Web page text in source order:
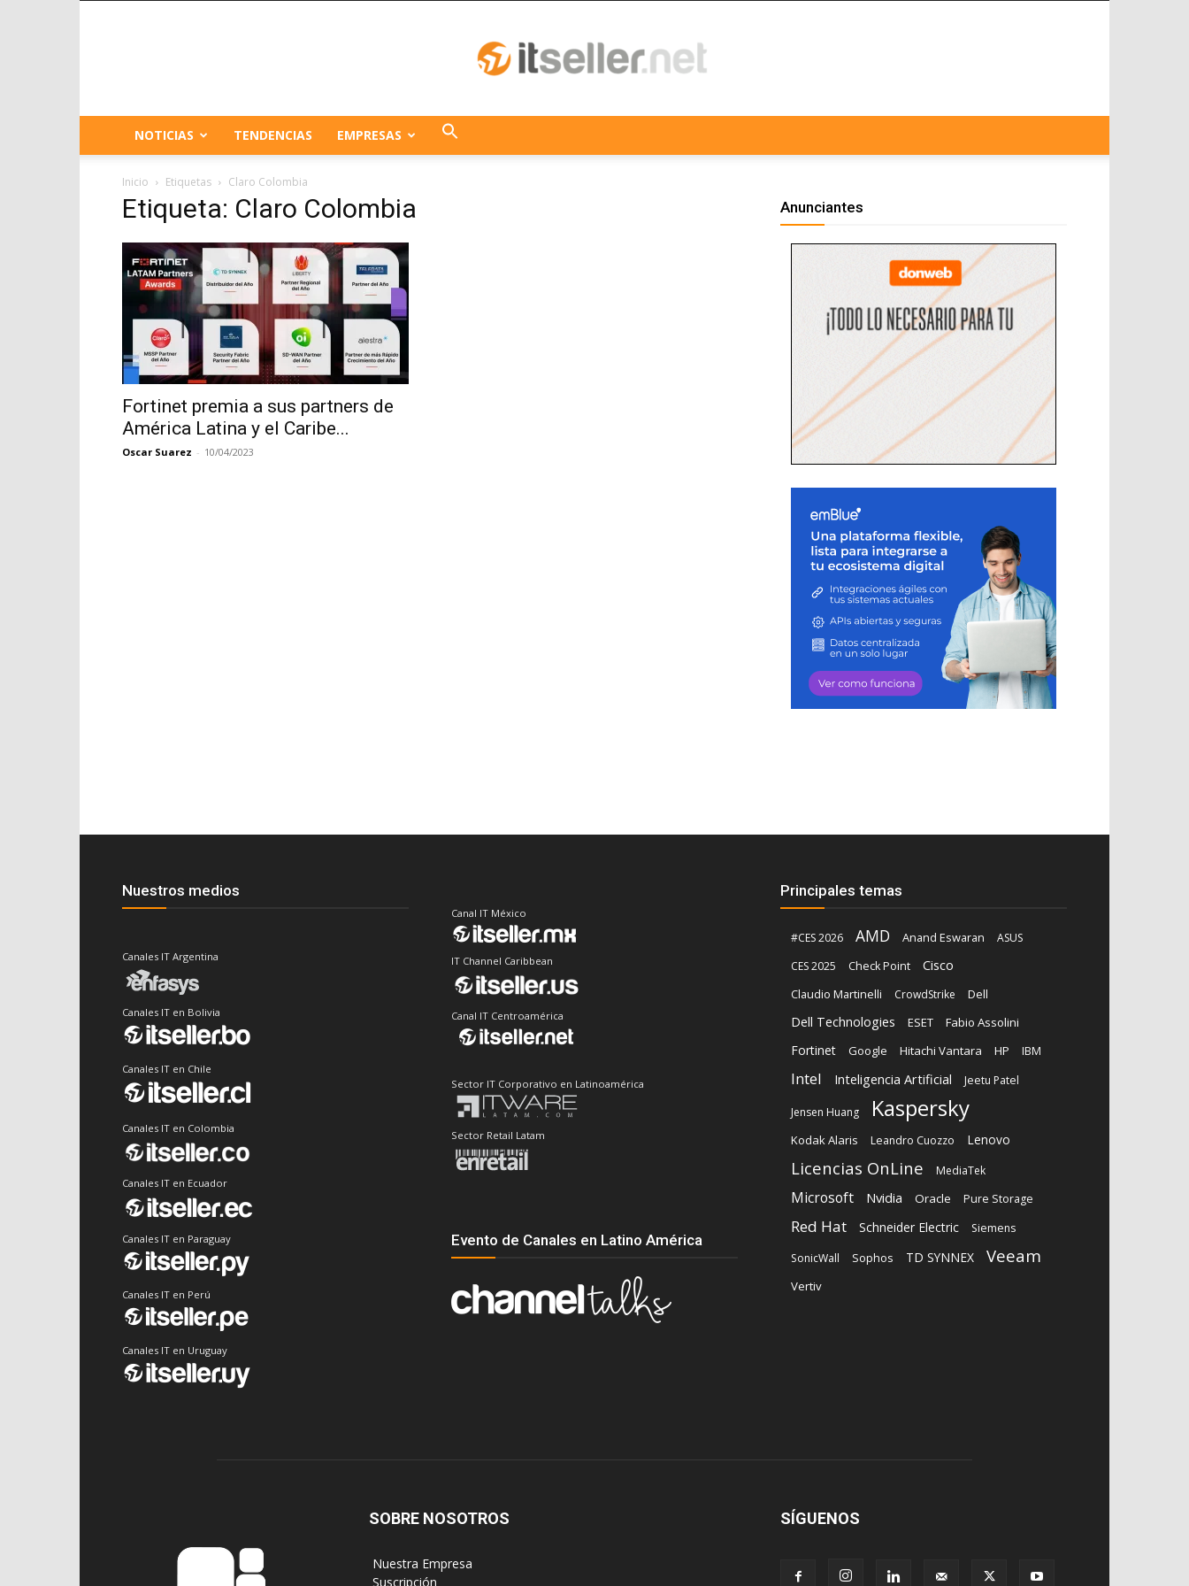
NOTICIAS TENDENCIAS EMPRESAS
Inicio Etiquetas Claro Colombia
Etiqueta: Claro Colombia
Fortinet premia a sus partners de
América Latina y el Caribe...
Oscar Suarez - 10/04/2023
Anunciantes
Nuestros medios
Canales IT Argentina
Canales IT en Bolivia
Canales IT en Chile
Canales IT en Colombia
Canales IT en Ecuador
Canales IT en Paraguay
Canales IT en Perú
Canales IT en Uruguay
Canal IT México
IT Channel Caribbean
Canal IT Centroamérica
Sector IT Corporativo en Latinoamérica
Sector Retail Latam
Evento de Canales en Latino América
Principales temas
#CES 2026 AMD Anand Eswaran
ASUS
CES 2025
Check Point Cisco
Claudio Martinelli CrowdStrike Dell
Dell Technologies ESET Fabio Assolini
Fortinet Google Hitachi Vantara HP IBM
Intel Inteligencia Artificial Jeetu Patel
Jensen Huang Kaspersky
Kodak Alaris Leandro Cuozzo Lenovo
Licencias OnLine MediaTek
Microsoft Nvidia Oracle Pure Storage
Red Hat Schneider Electric
Siemens
SonicWall
Sophos TD SYNNEX Veeam
Vertiv
SOBRE NOSOTROS
‎ Nuestra Empresa
‎ Suscripción
SÍGUENOS